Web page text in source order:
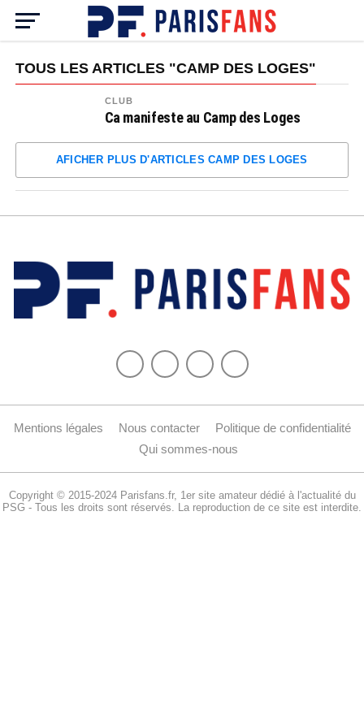
TOUS LES ARTICLES "CAMP DES LOGES"
CLUB
Ca manifeste au Camp des Loges
AFICHER PLUS D'ARTICLES CAMP DES LOGES
Mentions légales Nous contacter
Politique de confidentialité
Qui sommes-nous
Copyright © 2015-2024 Parisfans.fr, 1er site amateur dédié à l'actualité du
PSG - Tous les droits sont réservés. La reproduction de ce site est interdite.